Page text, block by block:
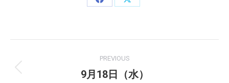
Share
Share
navigation
PREVIOUS
Previous
9月18日（水）